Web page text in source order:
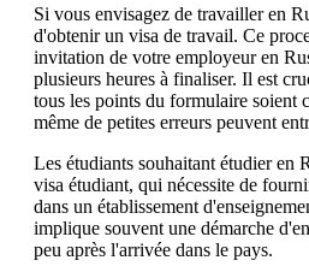
Si vous envisagez de travailler en
d'obtenir un visa de travail. Ce
invitation de votre employeur en
plusieurs heures à finaliser. Il est
tous les points du formulaire soient
même de petites erreurs peuvent
Les étudiants souhaitant étudier en
visa étudiant, qui nécessite de
dans un établissement
implique souvent une démarche
peu après l'arrivée dans le pays.